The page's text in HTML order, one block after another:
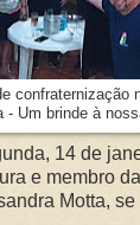
confraternização
- Um brinde à
14 de
e membro
Motta, se